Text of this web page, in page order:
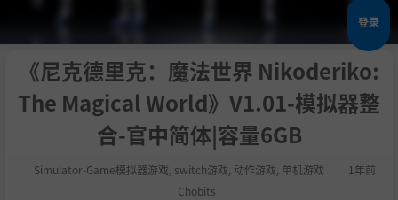
登录
《尼克德里克：魔法世界 Nikoderiko:
The Magical World》V1.01-模拟器整
合-官中简体|容量6GB
Simulator-Game模拟器游戏 switch游戏 动作游戏 单机游戏
1年前
Chobits